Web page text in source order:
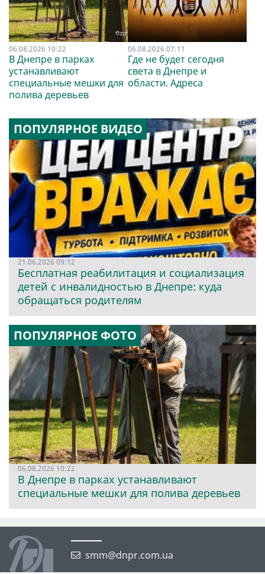
06.08.2026 10:22
В Днепре в парках
устанавливают
специальные мешки для
полива деревьев
06.08.2026 07:11
Где не будет сегодня
света в Днепре и
области. Адреса
ПОПУЛЯРНОЕ ВИДЕО
21.06.2026 09:12
Бесплатная реабилитация и социализация
детей с инвалидностью в Днепре: куда
обращаться родителям
ПОПУЛЯРНОЕ ФОТО
06.08.2026 10:22
В Днепре в парках устанавливают
специальные мешки для полива деревьев
smm@dnpr.com.ua